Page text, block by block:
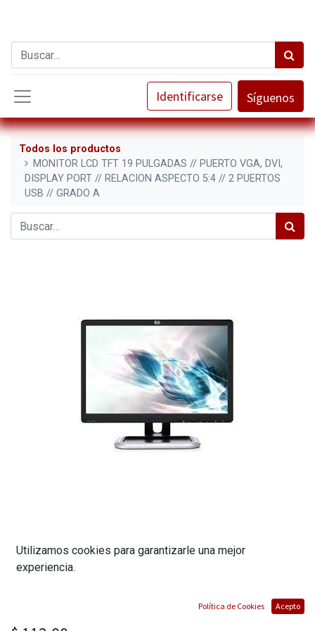
Identificarse Síguenos
Todos los productos
MONITOR LCD TFT 19 PULGADAS // PUERTO VGA, DVI,
DISPLAY PORT // RELACION ASPECTO 5:4 // 2 PUERTOS
USB // GRADO A
MONITOR LCD TFT 19 PULGADAS // PUERTO
VGA, DVI, DISPLAY PORT // RELACION
Utilizamos cookies para garantizarle una mejor
experiencia.
Política de Cookies Acepto